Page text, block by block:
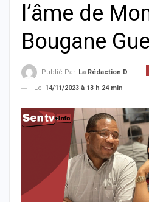
l’âme de
Bougane
Publié Par La Rédaction De La SenTV.info
Le 14/11/2023 à 13 h 24 min